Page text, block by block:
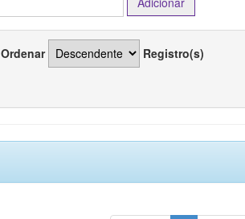
Ordenar Registro(s)